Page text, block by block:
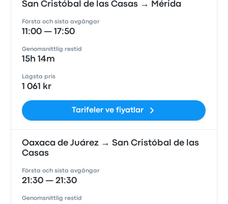
San Cristóbal de las Casas → Mérida
Första och sista avgångar
11:00 — 17:50
Genomsnittlig restid
15h 14m
Lägsta pris
1 061 kr
Tarifeler ve fiyatlar
Oaxaca de Juárez → San Cristóbal de las
Casas
Första och sista avgångar
21:30 — 21:30
Genomsnittlig restid